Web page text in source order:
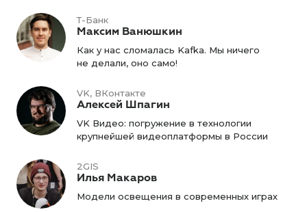
Т-Банк
Максим Ванюшкин
Как у нас сломалась Kafka. Мы ничего
не делали, оно само!
VK, ВКонтакте
Алексей Шпагин
VK Видео: погружение в технологии
крупнейшей видеоплатформы в России
2GIS
Илья Макаров
Модели освещения в современных играх